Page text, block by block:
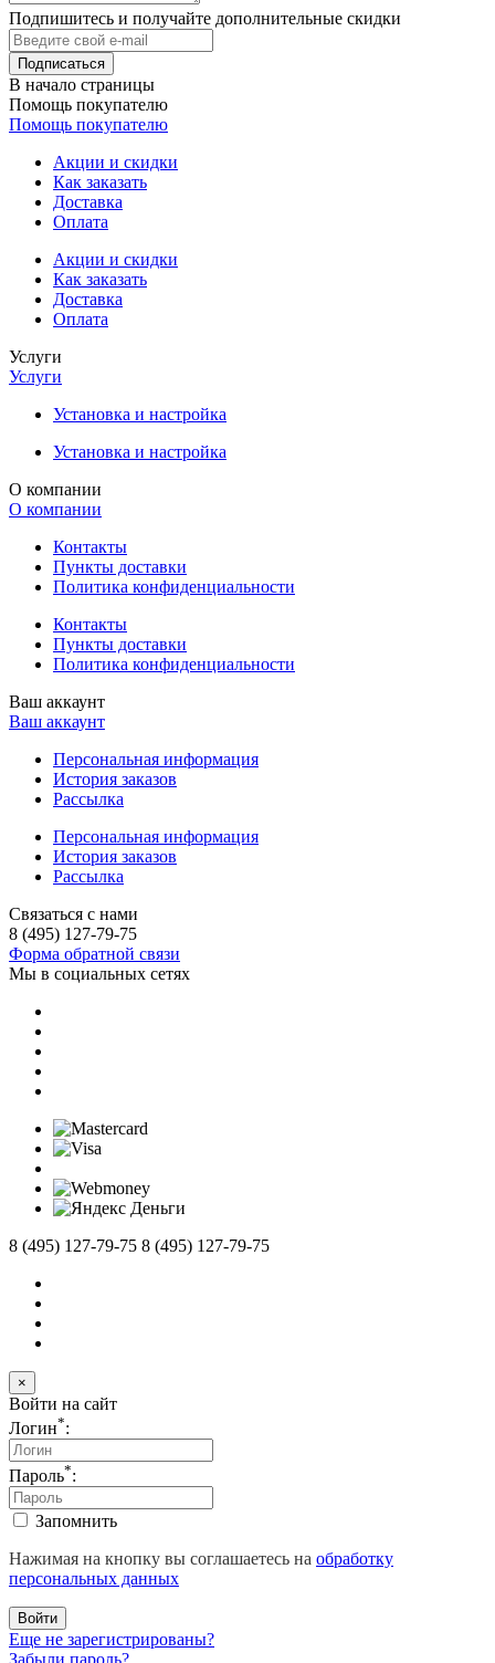
Подпишитесь и получайте дополнительные скидки
В начало страницы
Помощь покупателю
Помощь покупателю
Акции и скидки
Как заказать
Доставка
Оплата
Акции и скидки
Как заказать
Доставка
Оплата
Услуги
Услуги
Установка и настройка
Установка и настройка
О компании
О компании
Контакты
Пункты доставки
Политика конфиденциальности
Контакты
Пункты доставки
Политика конфиденциальности
Ваш аккаунт
Ваш аккаунт
Персональная информация
История заказов
Рассылка
Персональная информация
История заказов
Рассылка
Связаться с нами
8 (495) 127-79-75
Форма обратной связи
Мы в социальных сетях
8 (495) 127-79-75 8 (495) 127-79-75
×
Войти на сайт
Логин*:
Пароль*:
Запомнить
Нажимая на кнопку вы соглашаетесь на обработку
персональных данных
Войти
Еще не зарегистрированы?